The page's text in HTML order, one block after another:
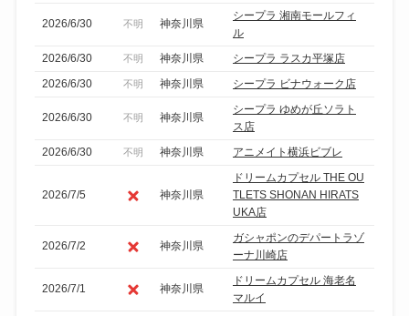
2026/6/30 不明 神奈川県
シープラ 湘南モールフィ
ル
2026/6/30
不明 神奈川県
シープラ ラスカ平塚店
2026/6/30
不明 神奈川県 シープラ ビナウォーク店
2026/6/30 不明 神奈川県
シープラ ゆめが丘ソラト
ス店
2026/6/30
不明 神奈川県 アニメイト横浜ビブレ
2026/7/5 神奈川県
ドリームカプセル THE OU
TLETS SHONAN HIRATS
UKA店
2026/7/2 神奈川県
ガシャポンのデパートラゾ
ーナ川崎店
2026/7/1 神奈川県
ドリームカプセル 海老名
マルイ